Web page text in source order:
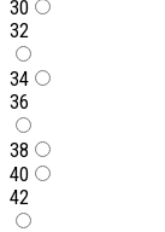
30
32
34
36
38
40
42